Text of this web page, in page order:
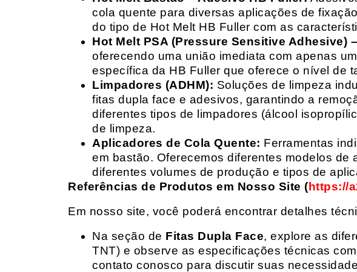
cola quente para diversas aplicações de
do tipo de Hot Melt HB Fuller com as
Hot Melt PSA (Pressure Sensitive Adhesive)
oferecendo uma união imediata com apenas
específica da HB Fuller que oferece o nível de
Limpadores (ADHM): Soluções de limpeza
fitas dupla face e adesivos, garantindo a
diferentes tipos de limpadores (álcool
de limpeza.
Aplicadores de Cola Quente: Ferramentas
em bastão. Oferecemos diferentes modelos
diferentes volumes de produção e tipos de
Referências de Produtos em Nosso Site (https://
Em nosso site, você poderá encontrar detalhes
Na seção de Fitas Dupla Face, explore as
TNT) e observe as especificações técnicas
contato conosco para discutir suas